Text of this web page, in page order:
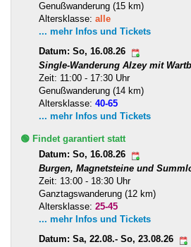
Genußwanderung (15 km)
Altersklasse: alle
... mehr Infos und Tickets
Datum: So, 16.08.26
Single-Wanderung Alzey mit
Zeit: 11:00 - 17:30 Uhr
Genußwanderung (14 km)
Altersklasse: 40-65
... mehr Infos und Tickets
🟢 Findet garantiert statt
Datum: So, 16.08.26
Burgen, Magnetsteine und
Zeit: 13:00 - 18:30 Uhr
Ganztagswanderung (12 km)
Altersklasse: 25-45
... mehr Infos und Tickets
Datum: Sa, 22.08.- So, 23.08.26